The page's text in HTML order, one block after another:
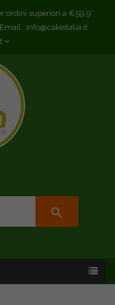
ordini superiori a €59,9*
Email : info@cakeitalia.it
search